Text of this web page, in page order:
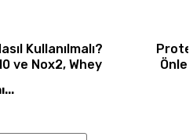
Kullanılmalı?
ve Nox2, Whey
)